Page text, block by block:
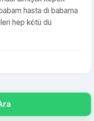
hasta dı babama
hep kötü dü